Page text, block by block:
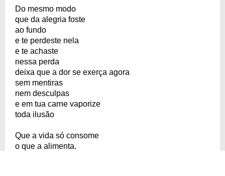
Do mesmo modo
que da alegria foste
ao fundo
e te perdeste nela
e te achaste
nessa perda
deixa que a dor se exerça agora
sem mentiras
nem desculpas
e em tua carne vaporize
toda ilusão
Que a vida só consome
o que a alimenta.